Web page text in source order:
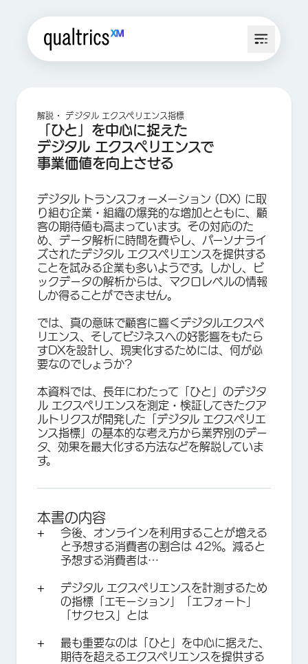
解説・ デジタル エクスペリエンス指標
「ひと」を中心に捉えた
デジタル エクスペリエンスで
事業価値を向上させる
デジタル トランスフォーメーション (DX) に取
り組む企業・組織の爆発的な増加とともに、顧
客の期待値も高まっています。その対応のた
め、データ解析に時間を費やし、パーソナライ
ズされたデジタル エクスペリエンスを提供する
ことを試みる企業も多いようです。しかし、ビ
ックデータの解析からは、マクロレベルの情報
しか得ることができません。
では、真の意味で顧客に響くデジタルエクスペ
リエンス、そしてビジネスへの好影響をもたら
すDXを設計し、現実化するためには、何が必
要なのでしょうか?
本資料では、長年にわたって「ひと」のデジタ
ル エクスペリエンスを測定・検証してきたクア
ルトリクスが開発した「デジタル エクスペリエ
ンス指標」の基本的な考え方から業界別のデー
タ、効果を最大化する方法などを解説していま
す。
本書の内容
今後、オンラインを利用することが増える
と予想する消費者の割合は 42%。減ると
予想する消費者は…
デジタル エクスペリエンスを計測するため
の指標「エモーション」「エフォート」
「サクセス」とは
最も重要なのは「ひと」を中心に据えた、
期待を超えるエクスペリエンスを提供する